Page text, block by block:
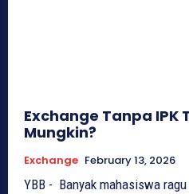
Exchange Tanpa IPK
Mungkin?
Exchange February 13, 2026
YBB - Banyak mahasiswa